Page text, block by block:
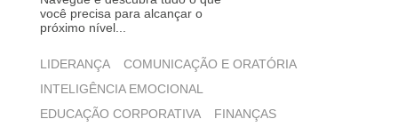
você precisa para alcançar o
próximo nível...
LIDERANÇA
COMUNICAÇÃO E ORATÓRIA
INTELIGÊNCIA EMOCIONAL
EDUCAÇÃO CORPORATIVA
FINANÇAS